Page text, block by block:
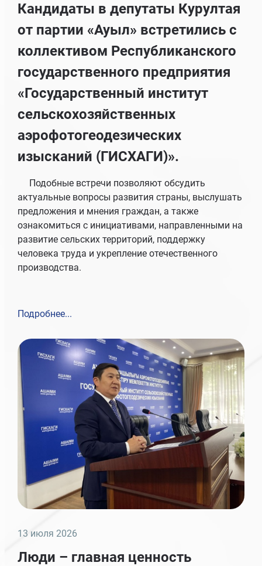
Кандидаты в депутаты Курултая
от партии «Ауыл» встретились с
коллективом Республиканского
государственного предприятия
«Государственный институт
сельскохозяйственных
аэрофотогеодезических
изысканий (ГИСХАГИ)».
Подобные встречи позволяют обсудить
актуальные вопросы развития страны, выслушать
предложения и мнения граждан, а также
ознакомиться с инициативами, направленными на
развитие сельских территорий, поддержку
человека труда и укрепление отечественного
производства.
Подробнее...
13 июля 2026
Люди – главная ценность